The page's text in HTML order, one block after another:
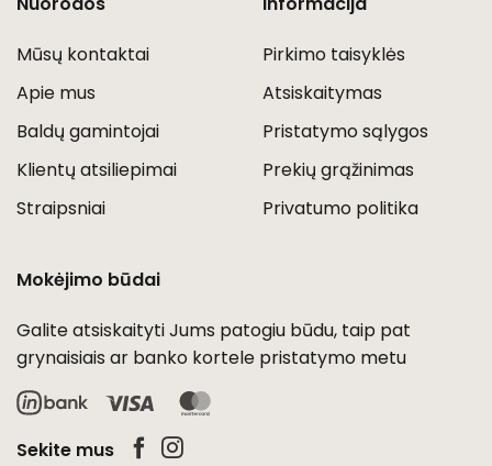
Mūsų kontaktai
Apie mus
Baldų gamintojai
Klientų atsiliepimai
Straipsniai
Pirkimo taisyklės
Atsiskaitymas
Pristatymo sąlygos
Prekių grąžinimas
Privatumo politika
Mokėjimo būdai
Galite atsiskaityti Jums patogiu būdu, taip pat
grynaisiais ar banko kortele pristatymo metu
Visa
Sekite mus